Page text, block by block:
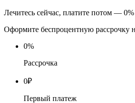
Лечитесь сейчас, платите потом — 0%
Оформите беспроцентную рассрочку
0%
Рассрочка
0₽
Первый платеж